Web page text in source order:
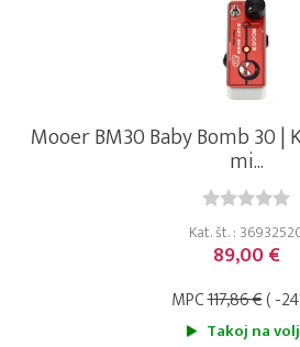
Mooer BM30 Baby Bomb 30
mi...
Kat. št. :
89,00 €
MPC117,86 €( -
Takoj na